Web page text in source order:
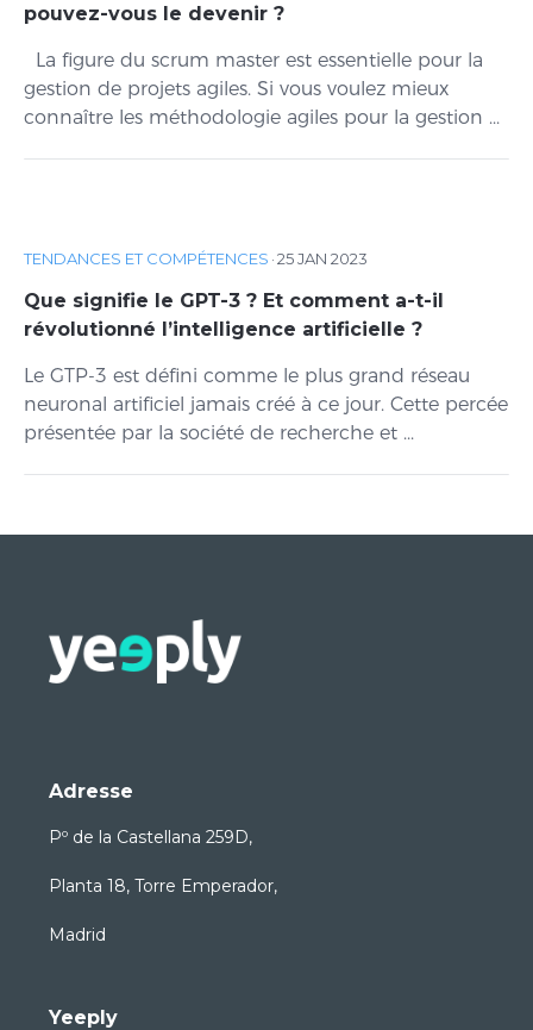
pouvez-vous le devenir ?
La figure du scrum master est essentielle pour la
gestion de projets agiles. Si vous voulez mieux
connaître les méthodologie agiles pour la gestion ...
TENDANCES ET COMPÉTENCES ·25 JAN 2023
Que signifie le GPT-3 ? Et comment a-t-il
révolutionné l’intelligence artificielle ?
Le GTP-3 est défini comme le plus grand réseau
neuronal artificiel jamais créé à ce jour. Cette percée
présentée par la société de recherche et ...
Adresse
Pº de la Castellana 259D,
Planta 18, Torre Emperador,
Madrid
Yeeply